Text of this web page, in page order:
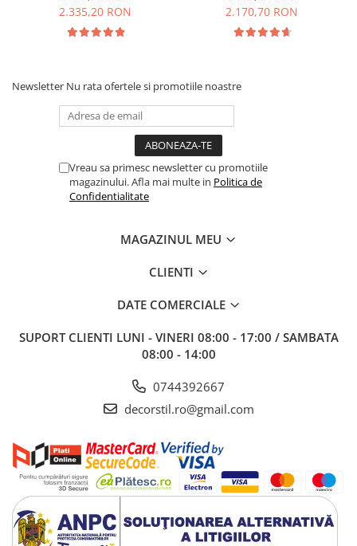
2.335,20 RON
2.170,70 RON
Newsletter Nu rata ofertele si promotiile noastre
Vreau sa primesc newsletter cu promotiile
magazinului. Afla mai multe in Politica de
Confidentialitate
MAGAZINUL MEU
CLIENTI
DATE COMERCIALE
SUPORT CLIENTI LUNI - VINERI 08:00 - 17:00 / SAMBATA
08:00 - 14:00
0744392667
decorstil.ro@gmail.com